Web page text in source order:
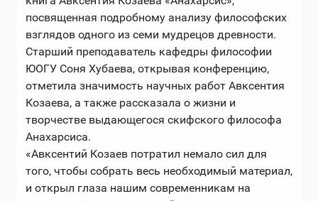
посвященная подробному анализу философских
взглядов одного из семи мудрецов древности.
Старший преподаватель кафедры философии
ЮОГУ Соня Хубаева, открывая конференцию,
отметила значимость научных работ Авксентия
Козаева, а также рассказала о жизни и
творчестве выдающегося скифского философа
Анахарсиса.
«Авксентий Козаев потратил немало сил для
того, чтобы собрать весь необходимый материал,
и открыл глаза нашим современникам на